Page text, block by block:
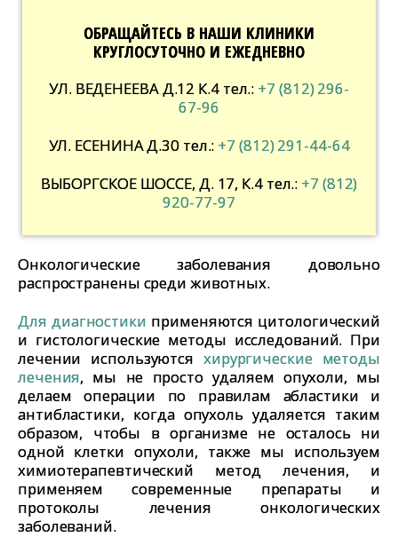
ОБРАЩАЙТЕСЬ В НАШИ КЛИНИКИ
КРУГЛОСУТОЧНО И ЕЖЕДНЕВНО
УЛ. ВЕДЕНЕЕВА Д.12 К.4 тел.: +7 (812) 296-
67-96
УЛ. ЕСЕНИНА Д.30 тел.: +7 (812) 291-44-64
ВЫБОРГСКОЕ ШОССЕ, Д. 17, К.4 тел.: +7 (812)
920-77-97
Онкологические заболевания довольно
распространены среди животных.
Для диагностики применяются цитологический
и гистологические методы исследований. При
лечении используются хирургические методы
лечения, мы не просто удаляем опухоли, мы
делаем операции по правилам абластики и
антибластики, когда опухоль удаляется таким
образом, чтобы в организме не осталось ни
одной клетки опухоли, также мы используем
химиотерапевтический метод лечения, и
применяем современные препараты и
протоколы лечения онкологических
заболеваний.